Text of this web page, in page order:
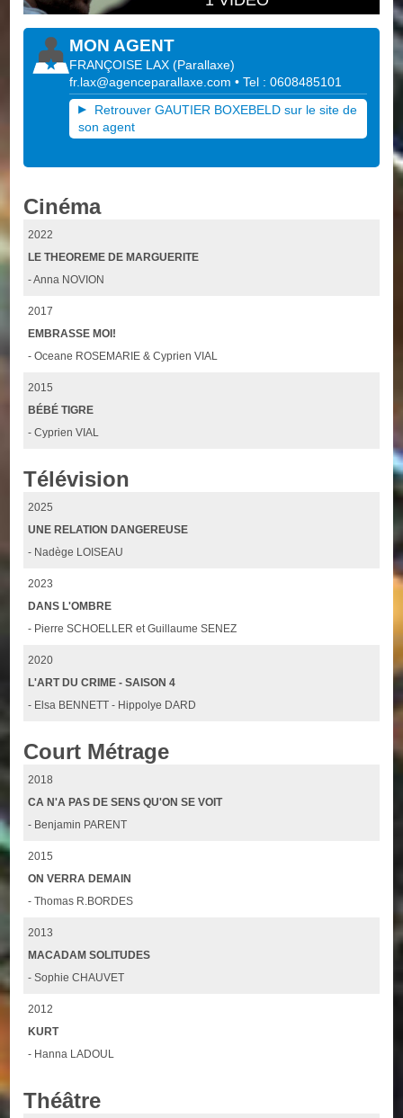
MON AGENT
FRANÇOISE LAX (Parallaxe)
fr.lax@agenceparallaxe.com • Tel : 0608485101
Retrouver GAUTIER BOXEBELD sur le site de
son agent
Cinéma
2022
LE THEOREME DE MARGUERITE
- Anna NOVION
2017
EMBRASSE MOI!
- Oceane ROSEMARIE & Cyprien VIAL
2015
BÉBÉ TIGRE
- Cyprien VIAL
Télévision
2025
UNE RELATION DANGEREUSE
- Nadège LOISEAU
2023
DANS L'OMBRE
- Pierre SCHOELLER et Guillaume SENEZ
2020
L'ART DU CRIME - SAISON 4
- Elsa BENNETT - Hippolye DARD
Court Métrage
2018
CA N'A PAS DE SENS QU'ON SE VOIT
- Benjamin PARENT
2015
ON VERRA DEMAIN
- Thomas R.BORDES
2013
MACADAM SOLITUDES
- Sophie CHAUVET
2012
KURT
- Hanna LADOUL
Théâtre